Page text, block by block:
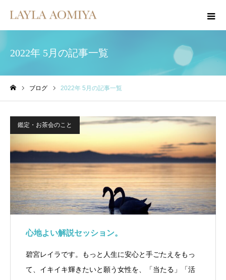
2022年 5月の記事一覧
ブログ 2022年 5月の記事一覧
鑑定・お茶会のこと
心地よい解説セッション。
碧宮レイラです。もっと人生に安心と手ごたえをもっ
て、イキイキ輝きたいと願う女性を、「当たる」「活